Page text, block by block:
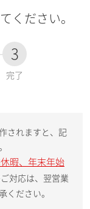
ください。
3
完了
されますと、記
暇、年末年始
対応は、翌営業
ください。